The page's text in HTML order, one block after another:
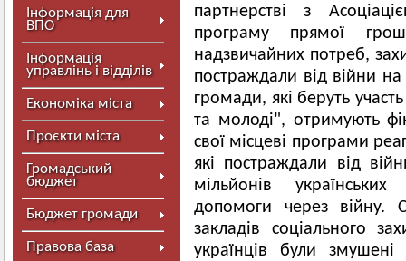
Інформація для
ВПО
Інформація
управлінь і відділів
Економіка міста
Проєкти міста
Громадський
бюджет
Бюджет громади
Правова база
партнерстві з
програму прямої
надзвичайних потреб,
постраждали від війни на
громади, які беруть
та молоді", отримують
свої місцеві програми
які постраждали від
мільйонів
допомоги через війну.
закладів соціального
українців були